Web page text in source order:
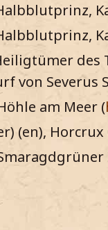
des
von Severus
am Meer (
(en), Horcrux